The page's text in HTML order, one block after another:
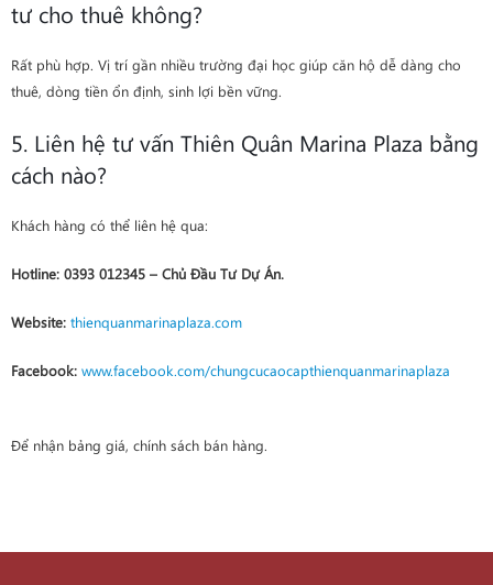
tư cho thuê không?
Rất phù hợp. Vị trí gần nhiều trường đại học giúp căn hộ dễ dàng cho
thuê, dòng tiền ổn định, sinh lợi bền vững.
5. Liên hệ tư vấn Thiên Quân Marina Plaza bằng
cách nào?
Khách hàng có thể liên hệ qua:
Hotline: 0393 012345 – Chủ Đầu Tư Dự Án.
Website: thienquanmarinaplaza.com
Facebook: www.facebook.com/chungcucaocapthienquanmarinaplaza
Để nhận bảng giá, chính sách bán hàng.